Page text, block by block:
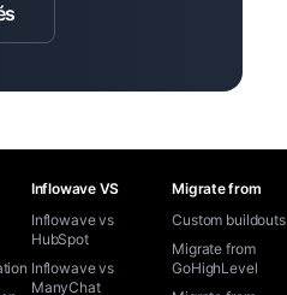
Inflowave VS
Inflowave vs
HubSpot
Inflowave vs
ManyChat
Migrate from
Custom buildouts
Migrate from
GoHighLevel